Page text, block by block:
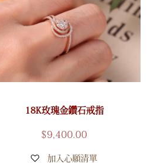
18K玫瑰金鑽石戒指
$9,400.00
加入心願清單